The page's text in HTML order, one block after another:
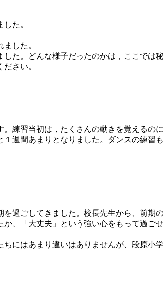
た。
した。
た。どんな様子だったのかは，ここでは秘
さい。
練習当初は，たくさんの動きを覚えるの
週間あまりとなりました。ダンスの練習
過ごしてきました。校長先生から、前期
、「大丈夫」という強い心をもって過ご
にはあまり違いはありませんが、段原小